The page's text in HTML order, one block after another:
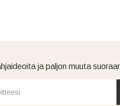
ja paljon muuta